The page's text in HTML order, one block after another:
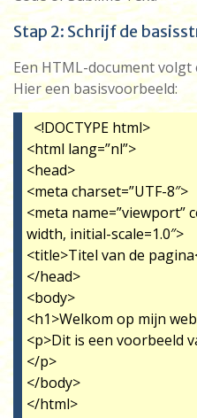
Stap 2: Schrijf de
Een HTML-document
Hier een basisvoorbeeld:
<!DOCTYPE html>
<html lang=”nl”>
<head>
<meta charset=”UTF-8″>
<meta name=”viewport”
width, initial-scale=1.0″>
<title>Titel van de
</head>
<body>
<h1>Welkom op mijn
<p>Dit is een voorbeeld
</p>
</body>
</html>